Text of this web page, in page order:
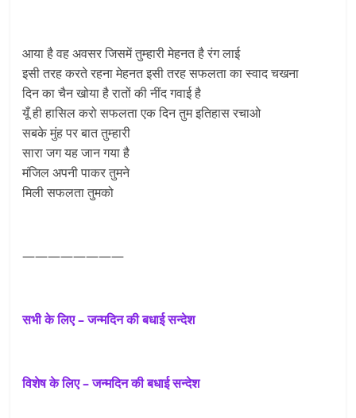
आया है वह अवसर जिसमें तुम्हारी मेहनत है रंग लाई
इसी तरह करते रहना मेहनत इसी तरह सफलता का स्वाद चखना
दिन का चैन खोया है रातों की नींद गवाई है
यूँ ही हासिल करो सफलता एक दिन तुम इतिहास रचाओ
सबके मुंह पर बात तुम्हारी
सारा जग यह जान गया है
मंजिल अपनी पाकर तुमने
मिली सफलता तुमको
————————
सभी के लिए – जन्मदिन की बधाई सन्देश
विशेष के लिए – जन्मदिन की बधाई सन्देश